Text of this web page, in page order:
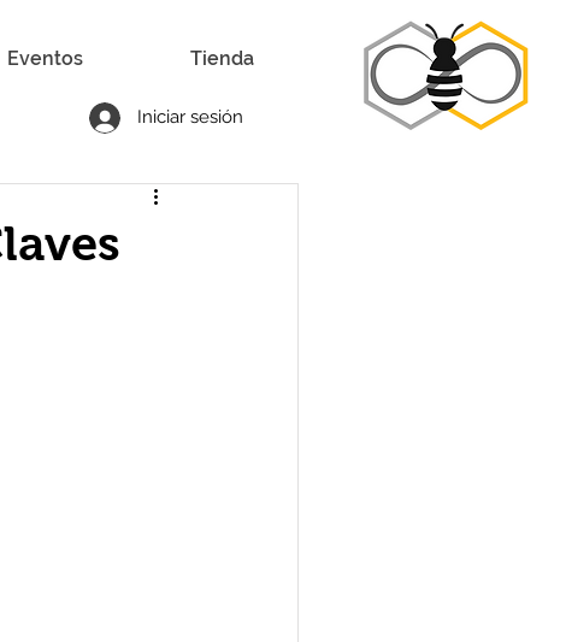
Eventos Tienda
Iniciar sesión